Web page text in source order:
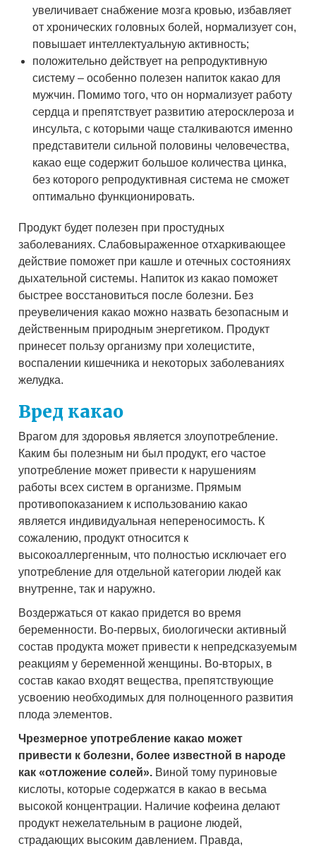
увеличивает снабжение мозга кровью, избавляет
от хронических головных болей, нормализует сон,
повышает интеллектуальную активность;
положительно действует на репродуктивную
систему – особенно полезен напиток какао для
мужчин. Помимо того, что он нормализует работу
сердца и препятствует развитию атеросклероза и
инсульта, с которыми чаще сталкиваются именно
представители сильной половины человечества,
какао еще содержит большое количества цинка,
без которого репродуктивная система не сможет
оптимально функционировать.
Продукт будет полезен при простудных
заболеваниях. Слабовыраженное отхаркивающее
действие поможет при кашле и отечных состояниях
дыхательной системы. Напиток из какао поможет
быстрее восстановиться после болезни. Без
преувеличения какао можно назвать безопасным и
действенным природным энергетиком. Продукт
принесет пользу организму при холецистите,
воспалении кишечника и некоторых заболеваниях
желудка.
Вред какао
Врагом для здоровья является злоупотребление.
Каким бы полезным ни был продукт, его частое
употребление может привести к нарушениям
работы всех систем в организме. Прямым
противопоказанием к использованию какао
является индивидуальная непереносимость. К
сожалению, продукт относится к
высокоаллергенным, что полностью исключает его
употребление для отдельной категории людей как
внутренне, так и наружно.
Воздержаться от какао придется во время
беременности. Во-первых, биологически активный
состав продукта может привести к непредсказуемым
реакциям у беременной женщины. Во-вторых, в
состав какао входят вещества, препятствующие
усвоению необходимых для полноценного развития
плода элементов.
Чрезмерное употребление какао может
привести к болезни, более известной в народе
как «отложение солей». Виной тому пуриновые
кислоты, которые содержатся в какао в весьма
высокой концентрации. Наличие кофеина делают
продукт нежелательным в рационе людей,
страдающих высоким давлением. Правда,